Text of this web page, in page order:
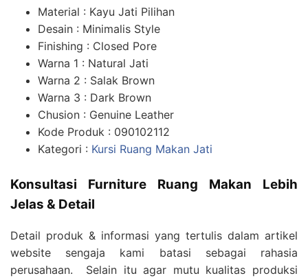
Material : Kayu Jati Pilihan
Desain : Minimalis Style
Finishing : Closed Pore
Warna 1 : Natural Jati
Warna 2 : Salak Brown
Warna 3 : Dark Brown
Chusion : Genuine Leather
Kode Produk : 090102112
Kategori : Kursi Ruang Makan Jati
Konsultasi Furniture Ruang Makan Lebih
Jelas & Detail
Detail produk & informasi yang tertulis dalam artikel
website sengaja kami batasi sebagai rahasia
perusahaan. Selain itu agar mutu kualitas produksi